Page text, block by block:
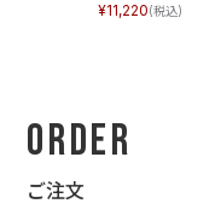
11,220
Order
ご注文